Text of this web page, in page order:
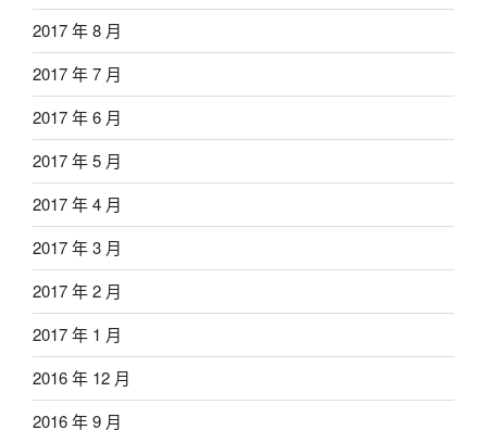
2017 年 8 月
2017 年 7 月
2017 年 6 月
2017 年 5 月
2017 年 4 月
2017 年 3 月
2017 年 2 月
2017 年 1 月
2016 年 12 月
2016 年 9 月